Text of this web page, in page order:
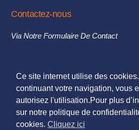
Contactez-nous
Via Notre Formulaire De Contact
© 2018. TOUS DROITS RÉSERVÉS -
DESIGN & INTÉGRATION :
KUBBICOM
© SAUF MENTIONS CONTRAIRES
PRÉSENTÉS SUR CE SITE NOUS
DE NE PAS LES UTILISER SANS
Ce site internet utilise des
continuant votre navigation, vous
autorisez l'utilisation.Pour plus
sur notre politique de
cookies. Cliquez ici